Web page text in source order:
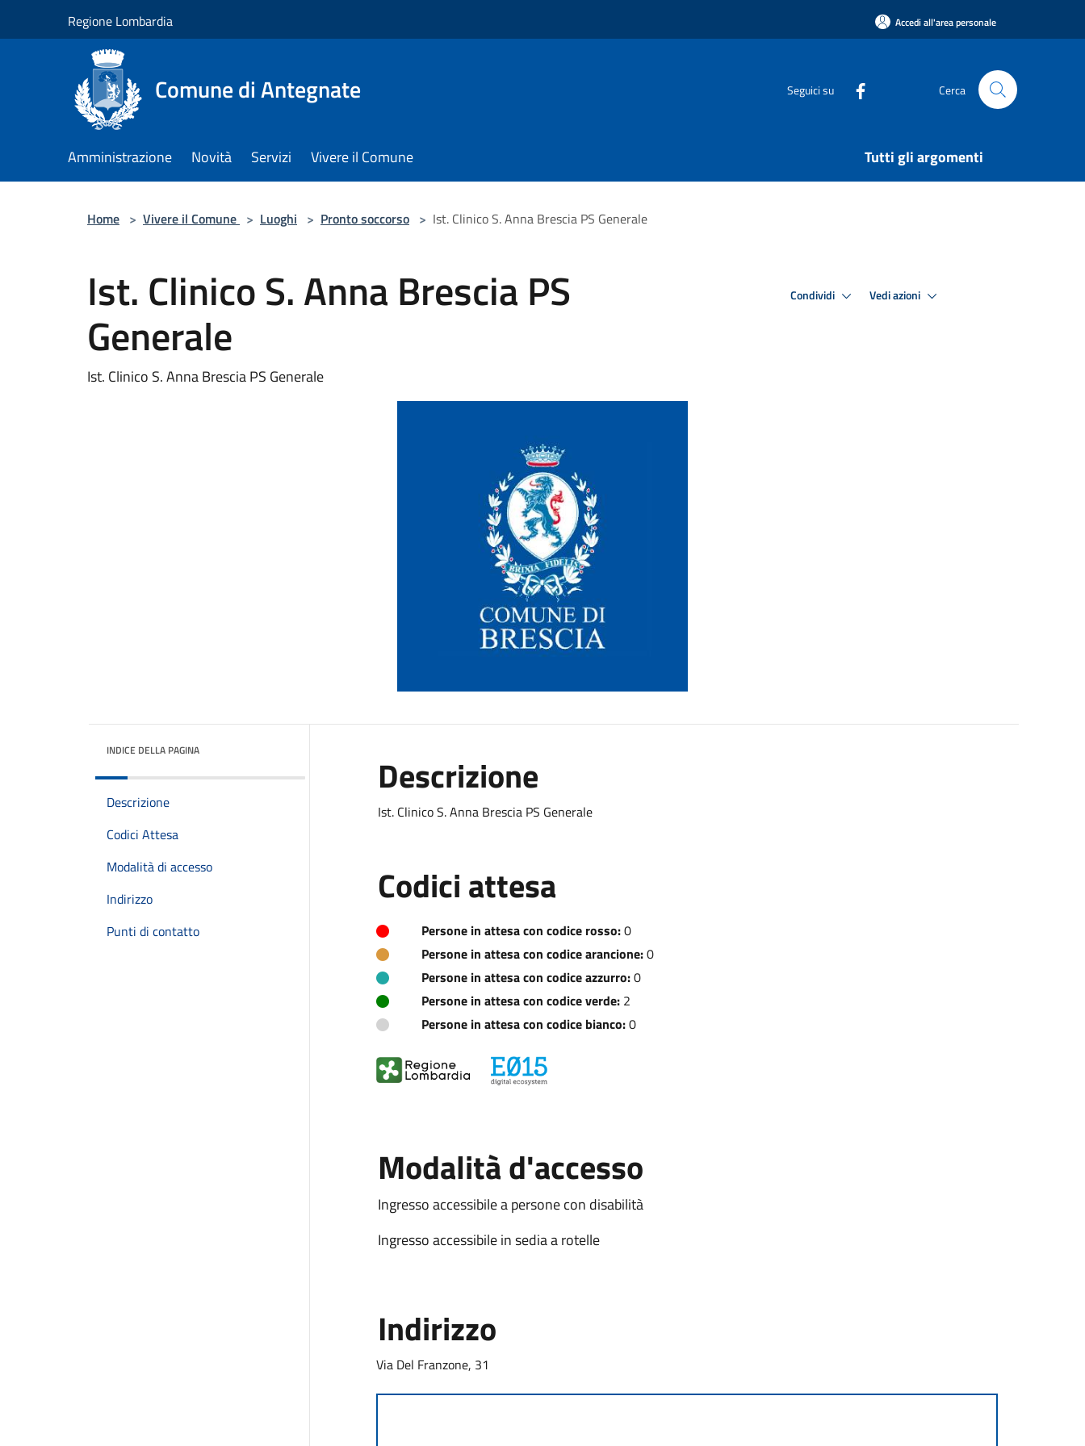
Regione Lombardia Accedi all'area personale
Comune di Antegnate Seguici su Cerca
Amministrazione Novità Servizi Vivere il Comune Tutti gli argomenti
Home > Vivere il Comune > Luoghi > Pronto soccorso > Ist. Clinico S. Anna Brescia PS Generale
Ist. Clinico S. Anna Brescia PS
Generale
Ist. Clinico S. Anna Brescia PS Generale
Condividi Vedi azioni
INDICE DELLA PAGINA
Descrizione
Codici Attesa
Modalità di accesso
Indirizzo
Punti di contatto
Descrizione
Ist. Clinico S. Anna Brescia PS Generale
Codici attesa
Persone in attesa con codice rosso:0
Persone in attesa con codice arancione:0
Persone in attesa con codice azzurro:0
Persone in attesa con codice verde:2
Persone in attesa con codice bianco:0
Modalità d'accesso
Ingresso accessibile a persone con disabilità
Ingresso accessibile in sedia a rotelle
Indirizzo
Via Del Franzone, 31